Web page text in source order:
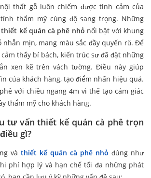
thất gỗ luôn chiếm được tình cảm của
thẩm mỹ cùng độ sang trọng. Những
thiết kế quán cà phê nhỏ nổi bật với khung
nhẵn mịn, mang màu sắc đầy quyến rũ. Để
thấy bí bách, kiến trúc sư đã đặt những
xen kẽ trên vách tường. Điều này giúp
của khách hàng, tạo điểm nhấn hiệu quả.
với chiều ngang 4m vì thế tạo cảm giác
thẩm mỹ cho khách hàng.
tư vấn thiết kế quán cà phê trọn
gì?
và thiết kế quán cà phê nhỏ đúng như
phí hợp lý và hạn chế tối đa những phát